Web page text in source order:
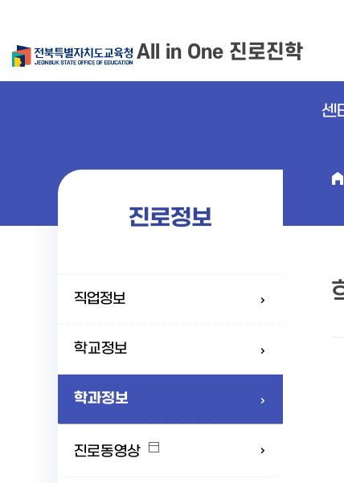
All in One 진로진학
센
진로정보
직업정보
학교정보
학과정보
진로동영상